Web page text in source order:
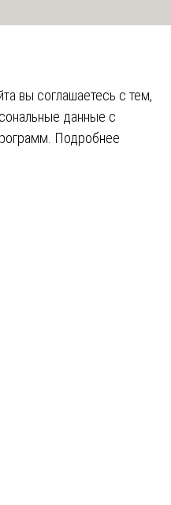
вы соглашаетесь с тем,
данные с
Подробнее